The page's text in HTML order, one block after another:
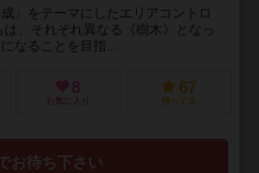
」をテーマにしたエリアコントロ
、それぞれ異なる《樹木》となっ
なることを目指...
8
お気に入り
67
持ってる
お待ち下さい